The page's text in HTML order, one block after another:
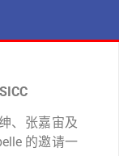
、张嘉宙及
的邀请一